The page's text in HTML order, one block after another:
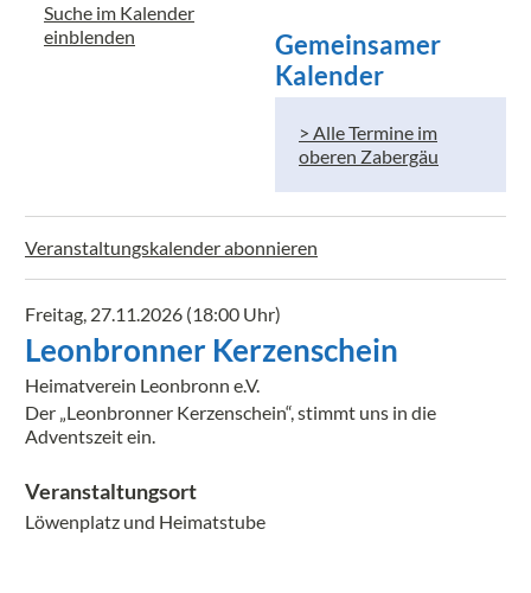
Suche im Kalender
einblenden
Gemeinsamer
Kalender
> Alle Termine im
oberen Zabergäu
Veranstaltungskalender abonnieren
Freitag, 27.11.2026 (18:00 Uhr)
Leonbronner Kerzenschein
Heimatverein Leonbronn e.V.
Der „Leonbronner Kerzenschein“, stimmt uns in die
Adventszeit ein.
Veranstaltungsort
Löwenplatz und Heimatstube